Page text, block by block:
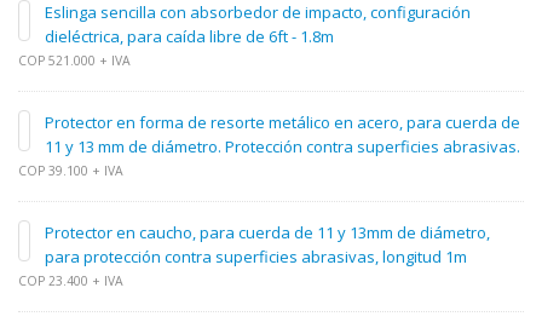
Eslinga sencilla con absorbedor de impacto, configuración
dieléctrica, para caída libre de 6ft - 1.8m
COP 521.000 + IVA
Protector en forma de resorte metálico en acero, para cuerda de
11 y 13 mm de diámetro. Protección contra superficies abrasivas.
COP 39.100 + IVA
Protector en caucho, para cuerda de 11 y 13mm de diámetro,
para protección contra superficies abrasivas, longitud 1m
COP 23.400 + IVA